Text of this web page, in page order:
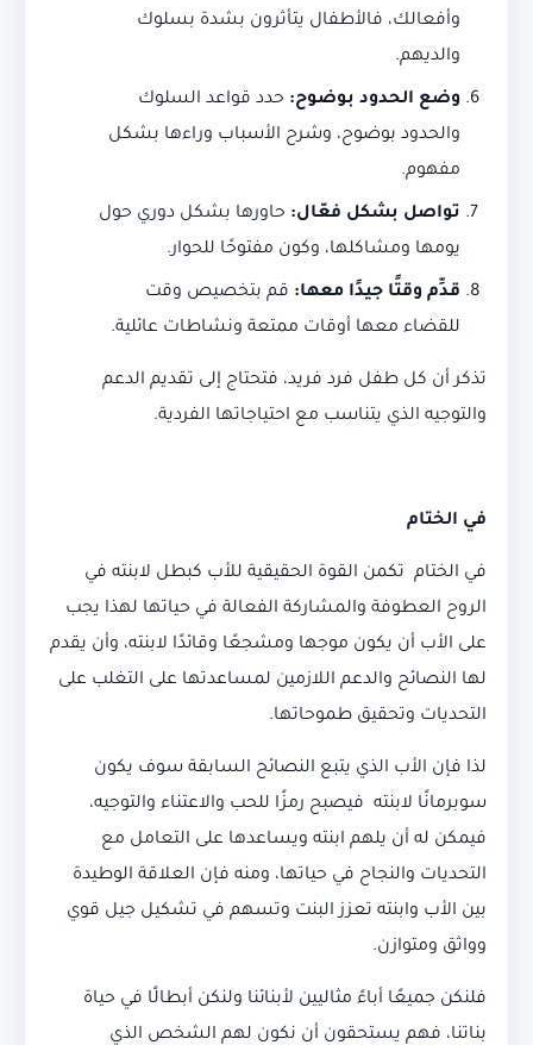
وأفعالك، فالأطفال يتأثرون بشدة بسلوك
والديهم.
وضع الحدود بوضوح: حدد قواعد السلوك
والحدود بوضوح، وشرح الأسباب وراءها بشكل
مفهوم.
تواصل بشكل فعّال: حاورها بشكل دوري حول
يومها ومشاكلها، وكون مفتوحًا للحوار.
قدِّم وقتًا جيدًا معها: قم بتخصيص وقت
للقضاء معها أوقات ممتعة ونشاطات عائلية.
تذكر أن كل طفل فرد فريد، فتحتاج إلى تقديم الدعم
والتوجيه الذي يتناسب مع احتياجاتها الفردية.
في الختام
في الختام تكمن القوة الحقيقية للأب كبطل لابنته في
الروح العطوفة والمشاركة الفعالة في حياتها لهذا يجب
على الأب أن يكون موجها ومشجعًا وقائدًا لابنته، وأن يقدم
لها النصائح والدعم اللازمين لمساعدتها على التغلب على
التحديات وتحقيق طموحاتها.
لذا فإن الأب الذي يتبع النصائح السابقة سوف يكون
سوبرمانًا لابنته فيصبح رمزًا للحب والاعتناء والتوجيه،
فيمكن له أن يلهم ابنته ويساعدها على التعامل مع
التحديات والنجاح في حياتها، ومنه فإن العلاقة الوطيدة
بين الأب وابنته تعزز البنت وتسهم في تشكيل جيل قوي
وواثق ومتوازن.
فلنكن جميعًا أباءً مثاليين لأبنائنا ولنكن أبطالًا في حياة
بناتنا، فهم يستحقون أن نكون لهم الشخص الذي